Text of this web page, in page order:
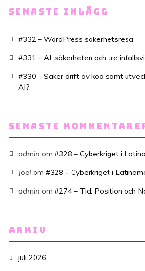
SENASTE INLÄGG
#332 – WordPress säkerhetsresa
#331 – AI, säkerheten och tre
#330 – Säker drift av kod samt
AI?
SENASTE
admin om #328 – Cyberkriget i
Joel om #328 – Cyberkriget i
admin om #274 – Tid, Position och
ARKIV
juli 2026